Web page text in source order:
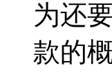
为还
款的